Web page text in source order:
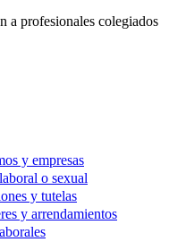
a profesionales colegiados
y empresas
o sexual
y tutelas
y arrendamientos